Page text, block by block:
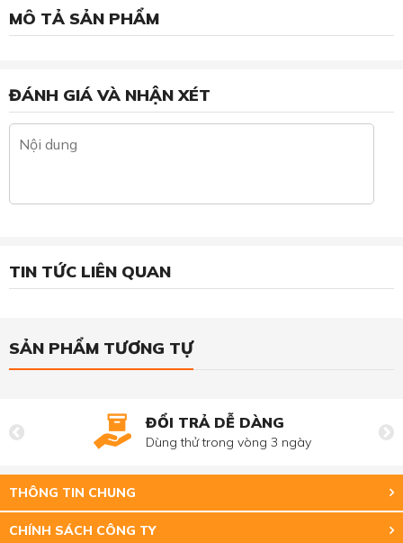
MÔ TẢ SẢN PHẨM
ĐÁNH GIÁ VÀ NHẬN XÉT
TIN TỨC LIÊN QUAN
SẢN PHẨM TƯƠNG TỰ
ĐỔI TRẢ DỄ DÀNG
Dùng thử trong vòng 3 ngày
THÔNG TIN CHUNG
CHÍNH SÁCH CÔNG TY